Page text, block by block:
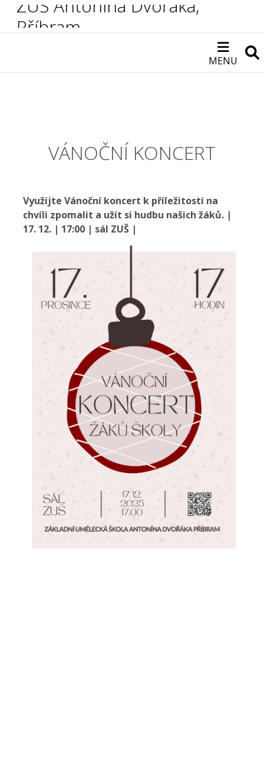
ZUŠ Antonína Dvořáka,
Příbram
MENU
VÁNOČNÍ KONCERT
Využijte Vánoční koncert k příležitosti na
chvíli zpomalit a užít si hudbu našich žáků. |
17. 12. | 17:00 | sál ZUŠ |